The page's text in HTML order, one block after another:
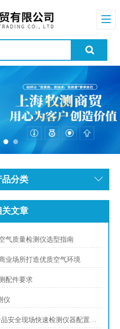
品分类
关文章
气质量检测仪选型指南
业场所打造优质空气环境
配件要求
仪
针对市场监督管理局关于食品安全现场快速检测仪器配置方案